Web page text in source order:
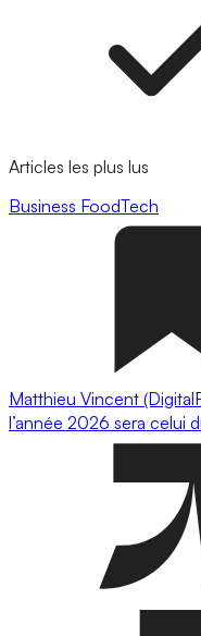
Articles les plus lus
Business FoodTech
Matthieu Vincent
l’année 2026 sera celui